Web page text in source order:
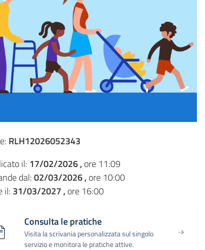
RLH12026052343
il: 17/02/2026 ,ore 11:09
dal:02/03/2026 ,ore 10:00
il: 31/03/2027 ,ore 16:00
Consulta le pratiche
Visita la scrivania personalizzata sul singolo
servizio e monitora le pratiche attive.